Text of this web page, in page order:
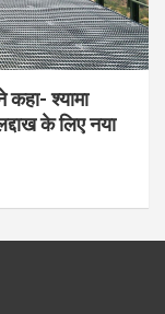
कहा- श्यामा
के लिए नया